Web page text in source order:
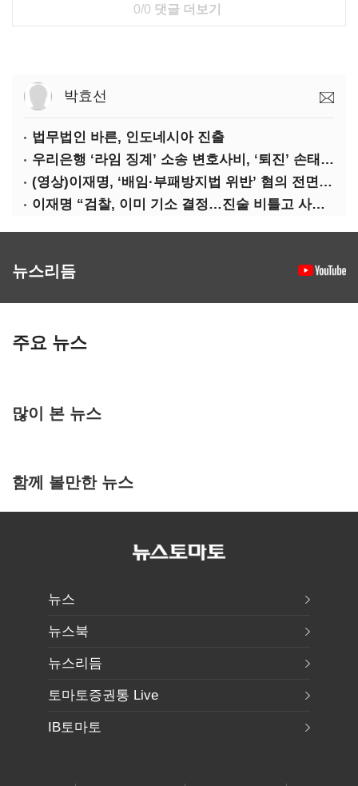
0/0 댓글 더보기
박효선
법무법인 바른, 인도네시아 진출
우리은행 ‘라임 징계’ 소송 변호사비, ‘퇴진’ 손태승 회장 개인이 납부하나
(영상)이재명, ‘배임·부패방지법 위반’ 혐의 전면 반박(종합)
이재명 “검찰, 이미 기소 결정…진술 비틀고 사건 조작에 악용”
뉴스리듬
주요 뉴스
많이 본 뉴스
함께 볼만한 뉴스
뉴스
뉴스북
뉴스리듬
토마토증권통 Live
IB토마토